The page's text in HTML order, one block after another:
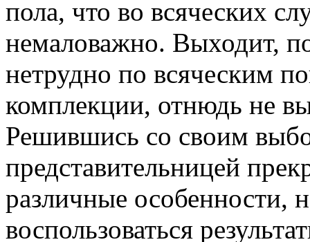
пола, что во всяческих
немаловажно. Выходит,
нетрудно по всяческим
комплекции, отнюдь не
Решившись со своим
представительницей
различные особенности,
воспользоваться